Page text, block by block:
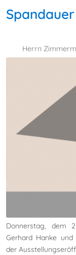
Herrn
Donnerstag, dem
Gerhard Hanke
der